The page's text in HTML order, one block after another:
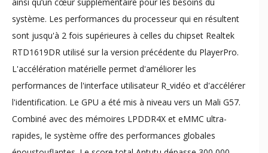
système. Les performances du processeur qui en résultent
sont jusqu'à 2 fois supérieures à celles du chipset Realtek
RTD1619DR utilisé sur la version précédente du PlayerPro.
L'accélération matérielle permet d'améliorer les
performances de l'interface utilisateur R_vidéo et d'accélérer
l'identification. Le GPU a été mis à niveau vers un Mali G57.
Combiné avec des mémoires LPDDR4X et eMMC ultra-
rapides, le système offre des performances globales